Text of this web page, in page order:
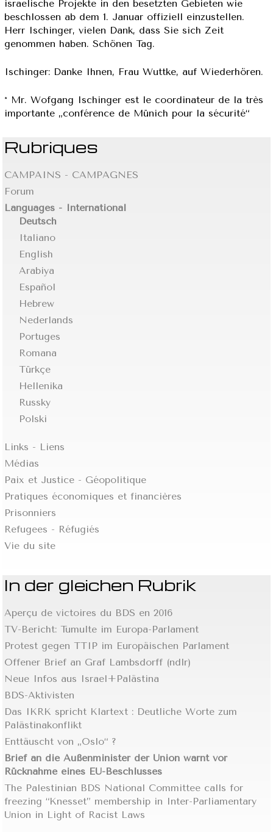
israelische Projekte in den besetzten Gebieten wie
beschlossen ab dem 1. Januar offiziell einzustellen.
Herr Ischinger, vielen Dank, dass Sie sich Zeit
genommen haben. Schönen Tag.
Ischinger: Danke Ihnen, Frau Wuttke, auf Wiederhören.
* Mr. Wofgang Ischinger est le coordinateur de la très
importante „conférence de Münich pour la sécurité“
Rubriques
CAMPAINS - CAMPAGNES
Forum
Languages - International
Deutsch
Italiano
English
Arabiya
Español
Hebrew
Nederlands
Portuges
Romana
Türkçe
Hellenika
Russky
Polski
Links - Liens
Médias
Paix et Justice - Géopolitique
Pratiques économiques et financières
Prisonniers
Refugees - Réfugiés
Vie du site
In der gleichen Rubrik
Aperçu de victoires du BDS en 2016
TV-Bericht: Tumulte im Europa-Parlament
Protest gegen TTIP im Europäischen Parlament
Offener Brief an Graf Lambsdorff (ndlr)
Neue Infos aus Israel+Palästina
BDS-Aktivisten
Das IKRK spricht Klartext : Deutliche Worte zum
Palästinakonflikt
Enttäuscht von „Oslo“ ?
Brief an die Außenminister der Union warnt vor
Rücknahme eines EU-Beschlusses
The Palestinian BDS National Committee calls for
freezing “Knesset” membership in Inter-Parliamentary
Union in Light of Racist Laws